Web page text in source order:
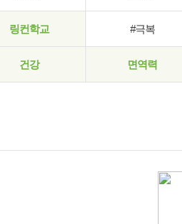
링컨학교 #극복
건강 면역력